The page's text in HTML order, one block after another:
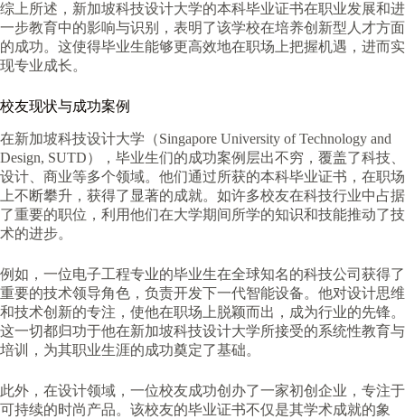
综上所述，新加坡科技设计大学的本科毕业证书在职业发展和进
一步教育中的影响与识别，表明了该学校在培养创新型人才方面
的成功。这使得毕业生能够更高效地在职场上把握机遇，进而实
现专业成长。
校友现状与成功案例
在新加坡科技设计大学（Singapore University of Technology and
Design, SUTD），毕业生们的成功案例层出不穷，覆盖了科技、
设计、商业等多个领域。他们通过所获的本科毕业证书，在职场
上不断攀升，获得了显著的成就。如许多校友在科技行业中占据
了重要的职位，利用他们在大学期间所学的知识和技能推动了技
术的进步。
例如，一位电子工程专业的毕业生在全球知名的科技公司获得了
重要的技术领导角色，负责开发下一代智能设备。他对设计思维
和技术创新的专注，使他在职场上脱颖而出，成为行业的先锋。
这一切都归功于他在新加坡科技设计大学所接受的系统性教育与
培训，为其职业生涯的成功奠定了基础。
此外，在设计领域，一位校友成功创办了一家初创企业，专注于
可持续的时尚产品。该校友的毕业证书不仅是其学术成就的象